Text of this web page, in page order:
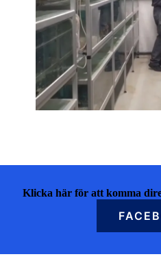
Klicka här för att komma